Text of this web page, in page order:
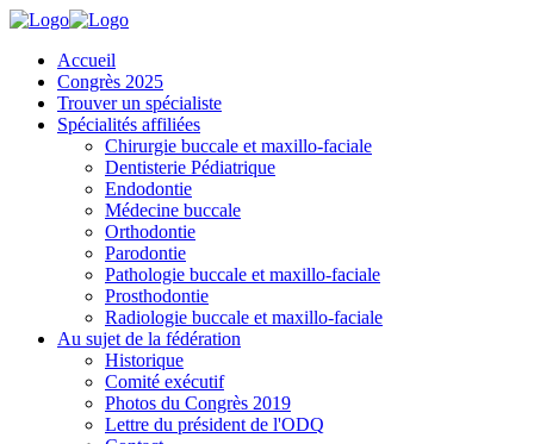
Accueil
Congrès 2025
Trouver un spécialiste
Spécialités affiliées
Chirurgie buccale et maxillo-faciale
Dentisterie Pédiatrique
Endodontie
Médecine buccale
Orthodontie
Parodontie
Pathologie buccale et maxillo-faciale
Prosthodontie
Radiologie buccale et maxillo-faciale
Au sujet de la fédération
Historique
Comité exécutif
Photos du Congrès 2019
Lettre du président de l'ODQ